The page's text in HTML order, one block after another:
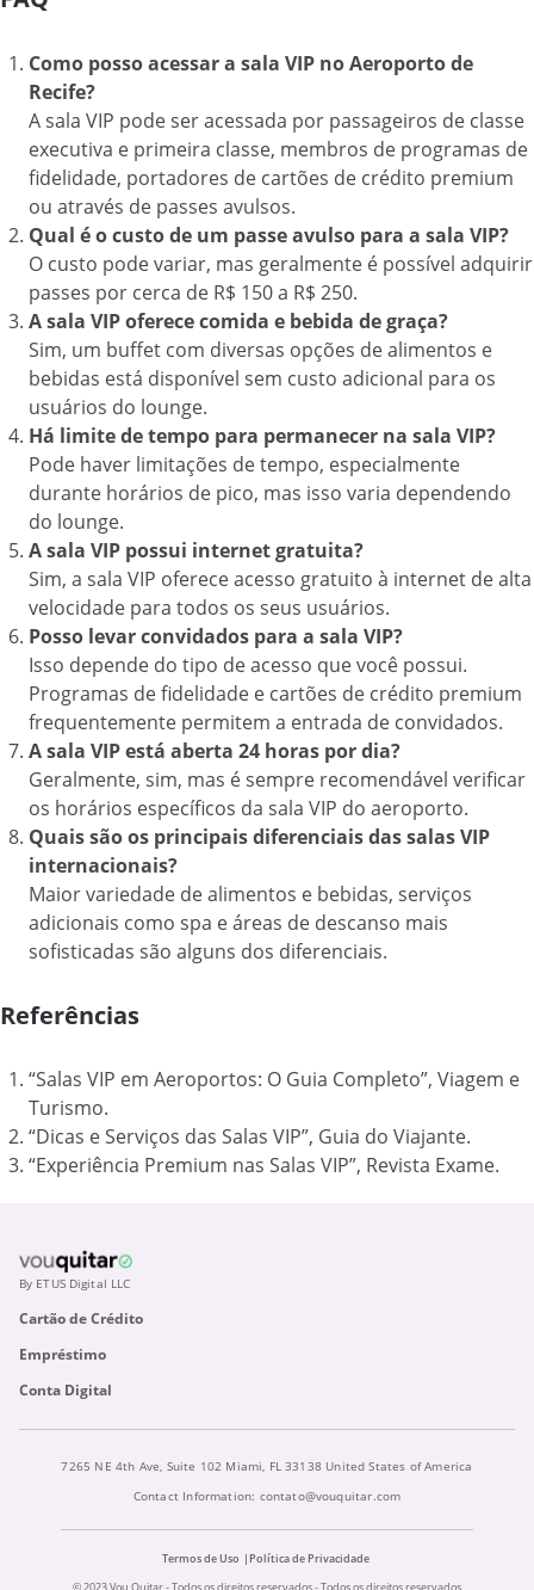
Como posso acessar a sala VIP no Aeroporto de
Recife?
A sala VIP pode ser acessada por passageiros de classe
executiva e primeira classe, membros de programas de
fidelidade, portadores de cartões de crédito premium
ou através de passes avulsos.
Qual é o custo de um passe avulso para a sala VIP?
O custo pode variar, mas geralmente é possível adquirir
passes por cerca de R$ 150 a R$ 250.
A sala VIP oferece comida e bebida de graça?
Sim, um buffet com diversas opções de alimentos e
bebidas está disponível sem custo adicional para os
usuários do lounge.
Há limite de tempo para permanecer na sala VIP?
Pode haver limitações de tempo, especialmente
durante horários de pico, mas isso varia dependendo
do lounge.
A sala VIP possui internet gratuita?
Sim, a sala VIP oferece acesso gratuito à internet de alta
velocidade para todos os seus usuários.
Posso levar convidados para a sala VIP?
Isso depende do tipo de acesso que você possui.
Programas de fidelidade e cartões de crédito premium
frequentemente permitem a entrada de convidados.
A sala VIP está aberta 24 horas por dia?
Geralmente, sim, mas é sempre recomendável verificar
os horários específicos da sala VIP do aeroporto.
Quais são os principais diferenciais das salas VIP
internacionais?
Maior variedade de alimentos e bebidas, serviços
adicionais como spa e áreas de descanso mais
sofisticadas são alguns dos diferenciais.
Referências
“Salas VIP em Aeroportos: O Guia Completo”, Viagem e
Turismo.
“Dicas e Serviços das Salas VIP”, Guia do Viajante.
“Experiência Premium nas Salas VIP”, Revista Exame.
By ETUS Digital LLC
Cartão de Crédito
Empréstimo
Conta Digital
7265 NE 4th Ave, Suite 102 Miami, FL 33138 United States of America
Contact Information: contato@vouquitar.com
Termos de Uso
Política de Privacidade